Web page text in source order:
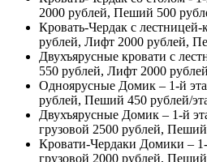
2000 рублей, Пеший 500
Кровать-Чердак с
рублей, Лифт 2000 рублей,
Двухъярусные кровати с
550 рублей, Лифт 2000
Одноярусные Домик – 1-й
рублей, Пеший 450 рублей/
Двухъярусные Домик – 1-й
грузовой 2500 рублей,
Кровати-Чердаки Домики –
грузовой 2000 рублей,